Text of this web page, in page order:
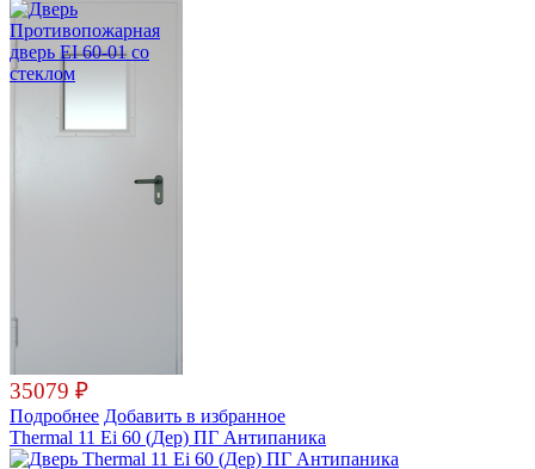
35079 ₽
Подробнее Добавить в избранное
Thermal 11 Ei 60 (Дер) ПГ Антипаника